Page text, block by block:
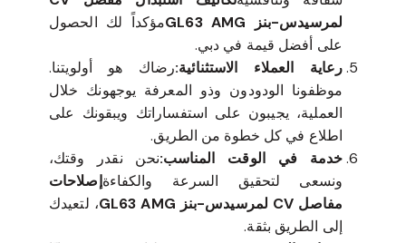
لمرسيدس-بنز GL63 AMG
مؤكداً لك الحصول
على أفضل قيمة في دبي.
رعاية العملاء الاستثنائية:رضاك هو أولويتنا.
موظفونا الودودون وذو المعرفة يوجهونك خلال
العملية، يجيبون على استفساراتك ويبقونك على
اطلاع في كل خطوة من الطريق.
خدمة في الوقت المناسب:نحن نقدر وقتك،
ونسعى لتحقيق السرعة والكفاءةإصلاحات
مفاصل CV لمرسيدس-بنز GL63 AMG
، لتعيدك
إلى الطريق بثقة.